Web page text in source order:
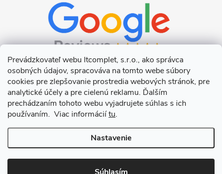
Prevádzkovateľ webu Itcomplet, s.r.o., ako správca
osobných údajov, spracováva na tomto webe súbory
cookies pre zlepšovanie prostredia webových stránok, pre
analytické účely a pre cielenú reklamu. Ďalším
prechádzaním tohoto webu vyjadrujete súhlas s ich
používaním. Viac informáciítu.
Nastavenie
Copyright 2026Itcomplet s.r.o.. Všetky práva vyhradené.Upraviť
nastavenie cookies